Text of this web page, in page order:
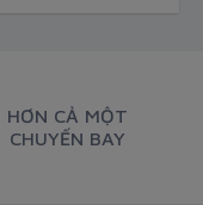
HƠN CẢ MỘT
CHUYẾN BAY